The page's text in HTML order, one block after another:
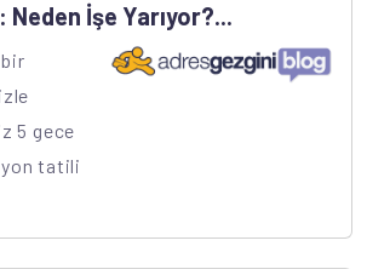
İşe Yarıyor?...
bir
5 gece
tatili